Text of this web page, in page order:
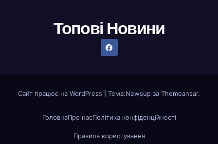
Топові Новини
Сайт працює на WordPress Тема:Newsup за Themeansar.
ГоловнаПро насПолітика конфіденційності
Правила користування